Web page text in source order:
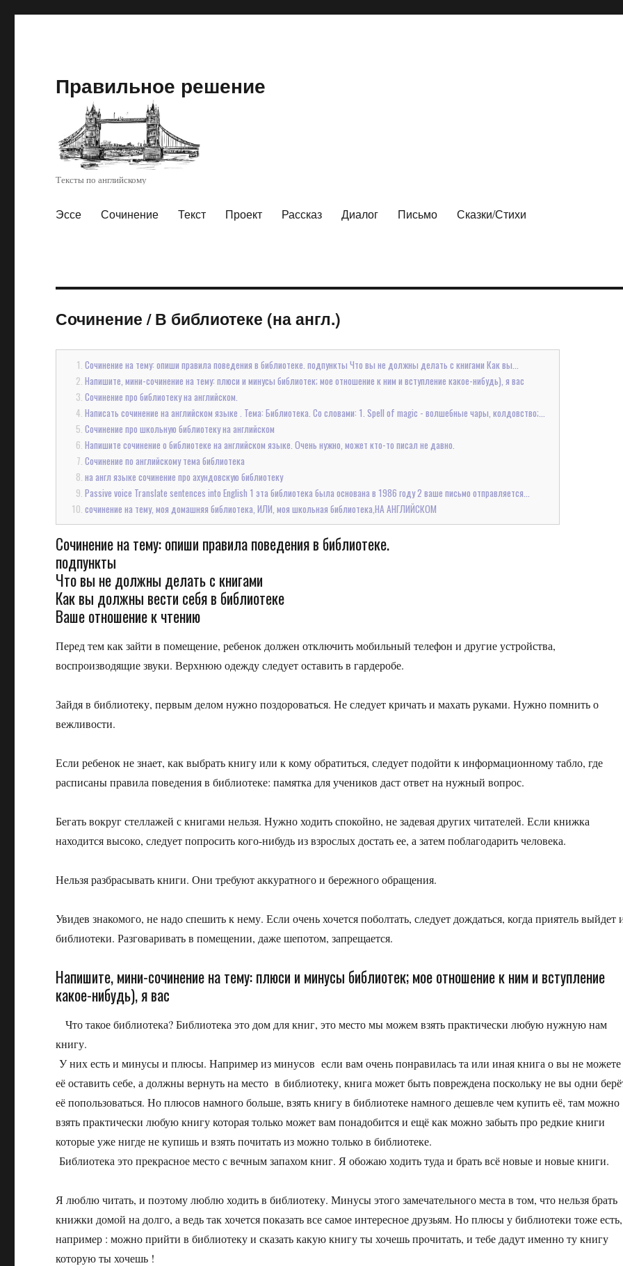
Правильное решение
Тексты по английскому
Эссе Сочинение Текст Проект Рассказ Диалог Письмо Сказки/Стихи
Сочинение/В библиотеке (на англ.)
Сочинение на тему: опиши правила поведения в библиотеке. подпункты Что вы не должны делать с книгами Как вы...
Напишите, мини-сочинение на тему: плюси и минусы библиотек; мое отношение к ним и вступление какое-нибудь), я вас
Сочинение про библиотеку на английском.
Написать сочинение на английском языке . Тема: Библиотека. Со словами: 1. Spell of magic - волшебные чары, колдовство;...
Сочинение про школьную библиотеку на английском
Напишите сочинение о библиотеке на английском языке. Очень нужно, может кто-то писал не давно.
Сочинение по английскому тема библиотека
на англ языке сочинение про ахундовскую библиотеку
Passive voice Translate sentences into English 1 эта библиотека была основана в 1986 году 2 ваше письмо отправляется...
сочинение на тему, моя домашняя библиотека, ИЛИ, моя школьная библиотека,НА АНГЛИЙСКОМ
Сочинение на тему: опиши правила поведения в библиотеке.
подпункты
Что вы не должны делать с книгами
Как вы должны вести себя в библиотеке
Ваше отношение к чтению
Перед тем как зайти в помещение, ребенок должен отключить мобильный телефон и другие устройства,
воспроизводящие звуки. Верхнюю одежду следует оставить в гардеробе.
Зайдя в библиотеку, первым делом нужно поздороваться. Не следует кричать и махать руками. Нужно помнить о
вежливости.
Если ребенок не знает, как выбрать книгу или к кому обратиться, следует подойти к информационному табло, где
расписаны правила поведения в библиотеке: памятка для учеников даст ответ на нужный вопрос.
Бегать вокруг стеллажей с книгами нельзя. Нужно ходить спокойно, не задевая других читателей. Если книжка
находится высоко, следует попросить кого-нибудь из взрослых достать ее, а затем поблагодарить человека.
Нельзя разбрасывать книги. Они требуют аккуратного и бережного обращения.
Увидев знакомого, не надо спешить к нему. Если очень хочется поболтать, следует дождаться, когда приятель выйдет
библиотеки. Разговаривать в помещении, даже шепотом, запрещается.
Напишите, мини-сочинение на тему: плюси и минусы библиотек; мое отношение к ним и вступление
какое-нибудь), я вас
Что такое библиотека? Библиотека это дом для книг, это место мы можем взять практически любую нужную нам
книгу.
У них есть и минусы и плюсы. Например из минусов если вам очень понравилась та или иная книга о вы не можете
её оставить себе, а должны вернуть на место в библиотеку, книга может быть повреждена поскольку не вы одни
её попользоваться. Но плюсов намного больше, взять книгу в библиотеке намного дешевле чем купить её, там можно
взять практически любую книгу которая только может вам понадобится и ещё как можно забыть про редкие книги
которые уже нигде не купишь и взять почитать из можно только в библиотеке.
Библиотека это прекрасное место с вечным запахом книг. Я обожаю ходить туда и брать всё новые и новые книги.
Я люблю читать, и поэтому люблю ходить в библиотеку. Минусы этого замечательного места в том, что нельзя брать
книжки домой на долго, а ведь так хочется показать все самое интересное друзьям. Но плюсы у библиотеки тоже есть,
например : можно прийти в библиотеку и сказать какую книгу ты хочешь прочитать, и тебе дадут именно ту книгу
которую ты хочешь !